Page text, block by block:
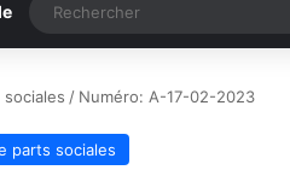
/ Numéro: A-17-02-2023
parts sociales